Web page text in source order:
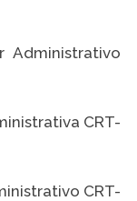
Administrativo
CRT-
CRT-